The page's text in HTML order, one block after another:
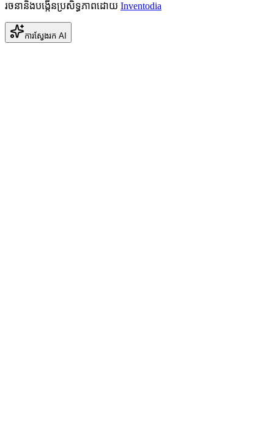
រចនានិងបង្កើនប្រសិទ្ធភាពដោយ Inventodia
ការស្វែងរក AI